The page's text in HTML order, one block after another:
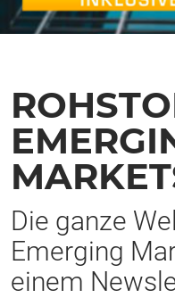
Die ganze
Emerging
einem